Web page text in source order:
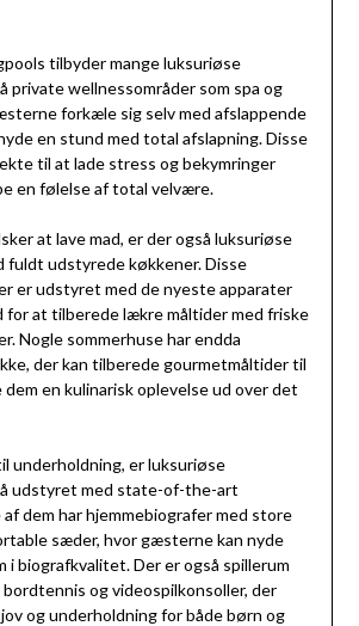
tilbyder mange luksuriøse
private wellnessområder som spa og
forkæle sig selv med afslappende
en stund med total afslapning. Disse
til at lade stress og bekymringer
en følelse af total velvære.
at lave mad, er der også luksuriøse
fuldt udstyrede køkkener. Disse
er udstyret med de nyeste apparater
for at tilberede lækre måltider med friske
Nogle sommerhuse har endda
der kan tilberede gourmetmåltider til
en kulinarisk oplevelse ud over det
underholdning, er luksuriøse
udstyret med state-of-the-art
dem har hjemmebiografer med store
sæder, hvor gæsterne kan nyde
i biografkvalitet. Der er også spillerum
og videospilkonsoller, der
og underholdning for både børn og